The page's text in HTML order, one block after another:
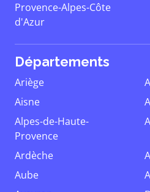
Provence-Alpes-Côte
d'Azur
Départements
Ariège
Aisne
Alpes-de-Haute-
Provence
Ardèche
Aube